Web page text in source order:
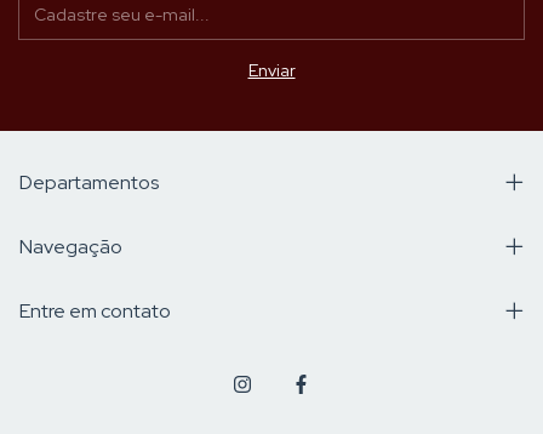
Departamentos
Navegação
Entre em contato